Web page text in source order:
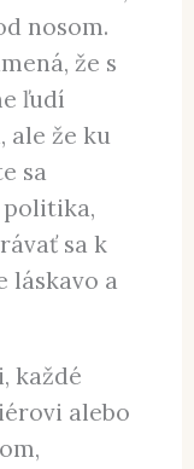
nosom.
že s
ľudí
ale že ku
sa
politika,
sa k
láskavo a
každé
alebo